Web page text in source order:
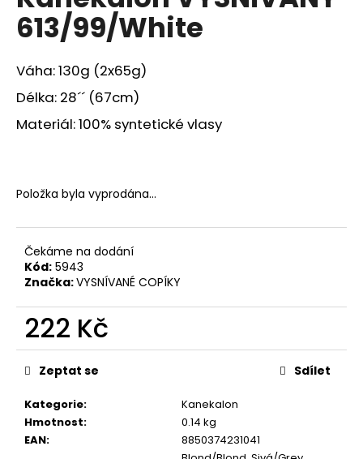
0,0
z
hvězdiček.
613/99/White
Váha: 130g (2x65g)
Délka: 28´´ (67cm)
Materiál: 100% syntetické vlasy
Položka byla vyprodána…
Čekáme na dodání
Kód: 5943
Značka:VYSNÍVANÉ COPÍKY
222 Kč
Měrná
cena:
Kategorie:
Kanekalon
Hmotnost:
0.14 kg
EAN:
8850374231041
Zeptat se Sdílet
a
j
í
t
?
HLEDAT
D
o
o
u
č
e
m